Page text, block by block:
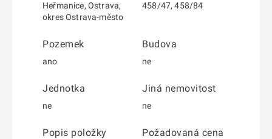
Heřmanice, Ostrava,
okres Ostrava-město
458/47, 458/84
Pozemek
ano
Budova
ne
Jednotka
ne
Jiná nemovitost
ne
Popis položky Požadovaná cena